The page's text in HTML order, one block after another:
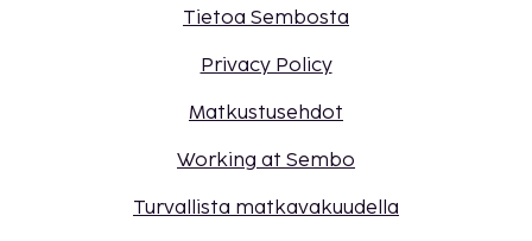
Tietoa Sembosta
Privacy Policy
Matkustusehdot
Working at Sembo
Turvallista matkavakuudella